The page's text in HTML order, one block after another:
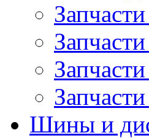
Шины и